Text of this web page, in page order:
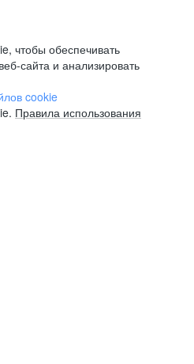
чтобы обеспечивать
сайта и анализировать
cookie
Правила использования